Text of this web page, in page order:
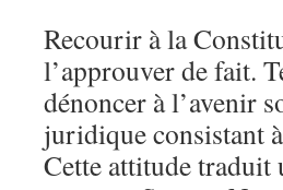
Recourir à la
l’approuver de fait.
dénoncer à l’avenir
juridique consistant
Cette attitude